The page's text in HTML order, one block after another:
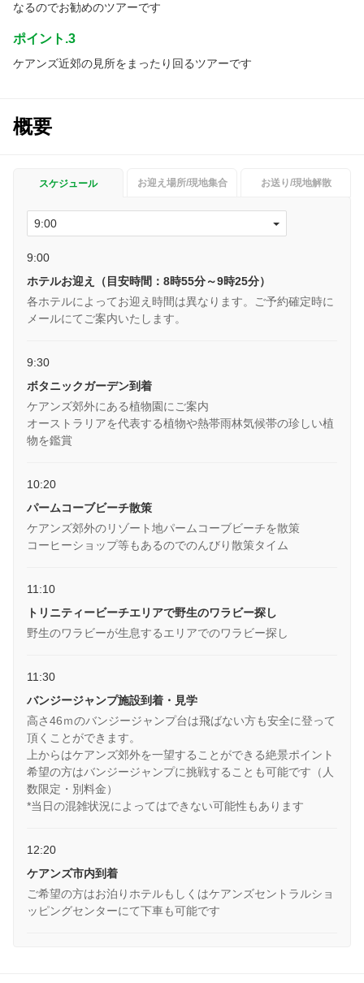
なるのでお勧めのツアーです
ポイント.3
ケアンズ近郊の見所をまったり回るツアーです
概要
スケジュール お迎え場所/現地集合 お送り/現地解散
9:00
ホテルお迎え（目安時間：8時55分～9時25分）
各ホテルによってお迎え時間は異なります。ご予約確定時に
メールにてご案内いたします。
9:30
ボタニックガーデン到着
ケアンズ郊外にある植物園にご案内
オーストラリアを代表する植物や熱帯雨林気候帯の珍しい植
物を鑑賞
10:20
パームコーブビーチ散策
ケアンズ郊外のリゾート地パームコーブビーチを散策
コーヒーショップ等もあるのでのんびり散策タイム
11:10
トリニティービーチエリアで野生のワラビー探し
野生のワラビーが生息するエリアでのワラビー探し
11:30
バンジージャンプ施設到着・見学
高さ46ｍのバンジージャンプ台は飛ばない方も安全に登って
頂くことができます。
上からはケアンズ郊外を一望することができる絶景ポイント
希望の方はバンジージャンプに挑戦することも可能です（人
数限定・別料金）
*当日の混雑状況によってはできない可能性もあります
12:20
ケアンズ市内到着
ご希望の方はお泊りホテルもしくはケアンズセントラルショ
ッピングセンターにて下車も可能です